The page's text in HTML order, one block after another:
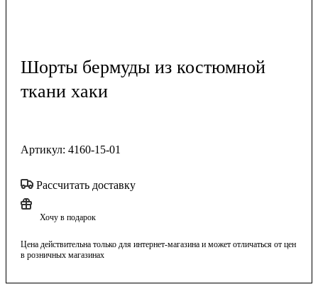
Шорты бермуды из костюмной
ткани хаки
Артикул: 4160-15-01
Рассчитать доставку
Хочу в подарок
Цена действительна только для интернет-магазина и может отличаться от цен
в розничных магазинах